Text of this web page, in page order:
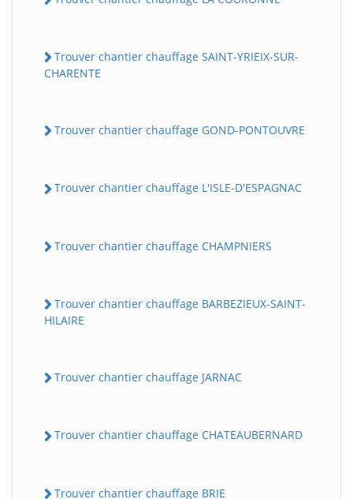
Trouver chantier chauffage SAINT-YRIEIX-SUR-
CHARENTE
Trouver chantier chauffage GOND-PONTOUVRE
Trouver chantier chauffage L'ISLE-D'ESPAGNAC
Trouver chantier chauffage CHAMPNIERS
Trouver chantier chauffage BARBEZIEUX-SAINT-
HILAIRE
Trouver chantier chauffage JARNAC
Trouver chantier chauffage CHATEAUBERNARD
Trouver chantier chauffage BRIE